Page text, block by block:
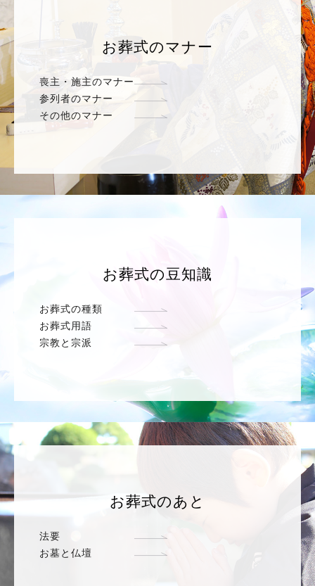
お葬式のマナー
喪主・施主のマナー
参列者のマナー
その他のマナー
お葬式の豆知識
お葬式の種類
お葬式用語
宗教と宗派
お葬式のあと
法要
お墓と仏壇